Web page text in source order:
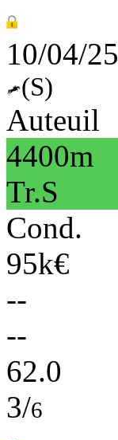
10/04/25
(S)
Auteuil
4400m
Tr.S
Cond.
95k€
--
--
62.0
3/6